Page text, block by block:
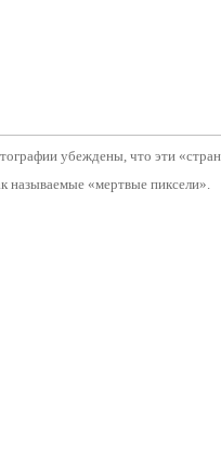
убеждены, что эти
называемые «мертвые пиксели».